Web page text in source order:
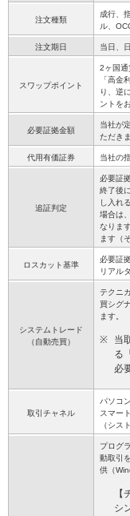
注文種類
成行、
ル、
注文期日 当日、
スワップポイント
2ヶ国通
「高金
り、逆
ントを
必要証拠金額
当社が
ただきま
代用有価証券 当社の
追証判定
必要証
終了後
し入れ
場合は
なりま
ます（
ロスカット基準
必要証
リアル
システムトレード
（自動売買）
テクニ
買シグ
ます。
※
当
る
必
取引チャネル
パソコ
スマー
（シス
プログ
動取引
供（
【
シ